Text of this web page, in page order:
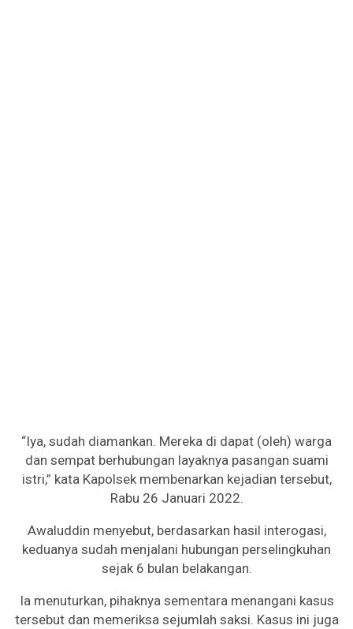
“Iya, sudah diamankan. Mereka di dapat (oleh) warga
dan sempat berhubungan layaknya pasangan suami
istri,” kata Kapolsek membenarkan kejadian tersebut,
Rabu 26 Januari 2022.
Awaluddin menyebut, berdasarkan hasil interogasi,
keduanya sudah menjalani hubungan perselingkuhan
sejak 6 bulan belakangan.
Ia menuturkan, pihaknya sementara menangani kasus
tersebut dan memeriksa sejumlah saksi. Kasus ini juga